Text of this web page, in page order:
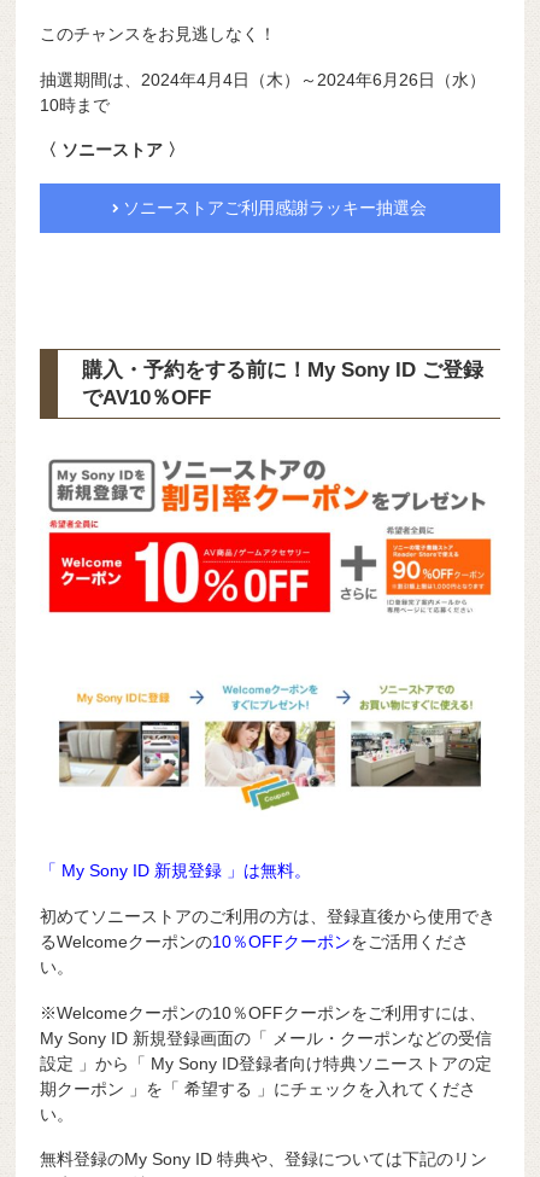
このチャンスをお見逃しなく！
抽選期間は、2024年4月4日（木）～2024年6月26日（水）
10時まで
〈 ソニーストア 〉
ソニーストアご利用感謝ラッキー抽選会
購入・予約をする前に！My Sony ID ご登録
でAV10％OFF
「 My Sony ID 新規登録 」は無料。
初めてソニーストアのご利用の方は、登録直後から使用でき
るWelcomeクーポンの10％OFFクーポンをご活用くださ
い。
※Welcomeクーポンの10％OFFクーポンをご利用すには、
My Sony ID 新規登録画面の「 メール・クーポンなどの受信
設定 」から「 My Sony ID登録者向け特典ソニーストアの定
期クーポン 」を「 希望する 」にチェックを入れてくださ
い。
無料登録のMy Sony ID 特典や、登録については下記のリン